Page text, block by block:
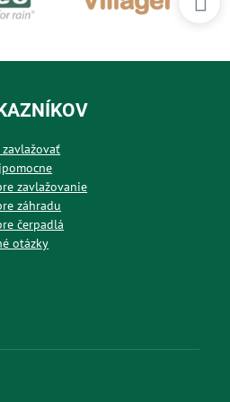
zavlažovanie
záhradu
čerpadlá
otázky